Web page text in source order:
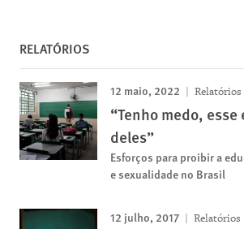
RELATÓRIOS
12 maio, 2022 Relatórios
“Tenho medo,
deles”
Esforços para proibir a
e sexualidade no Brasil
12 julho, 2017 Relatórios